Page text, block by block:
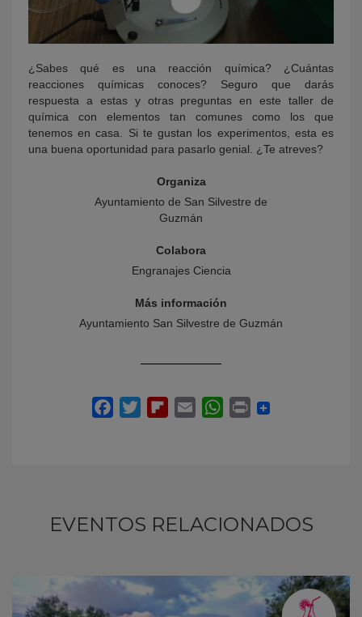
¿Sabes qué es una reacción química? ¿Cuántas
reacciones químicas conoces? Seguro que darás
respuesta a estas y otras preguntas en este taller de
química con elementos tan comunes como los que
tenemos en casa. Si te gustan los experimentos, esta es
una buena oportunidad para pasarlo genial. ¿Te atreves?
Organiza
Ayuntamiento de San Silvestre de
Guzmán
Colabora
Engranajes Ciencia
Más información
Ayuntamiento San Silvestre de Guzmán
EVENTOS RELACIONADOS